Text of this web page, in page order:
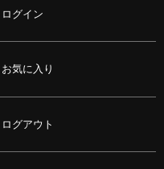
ログイン
お気に入り
ログアウト